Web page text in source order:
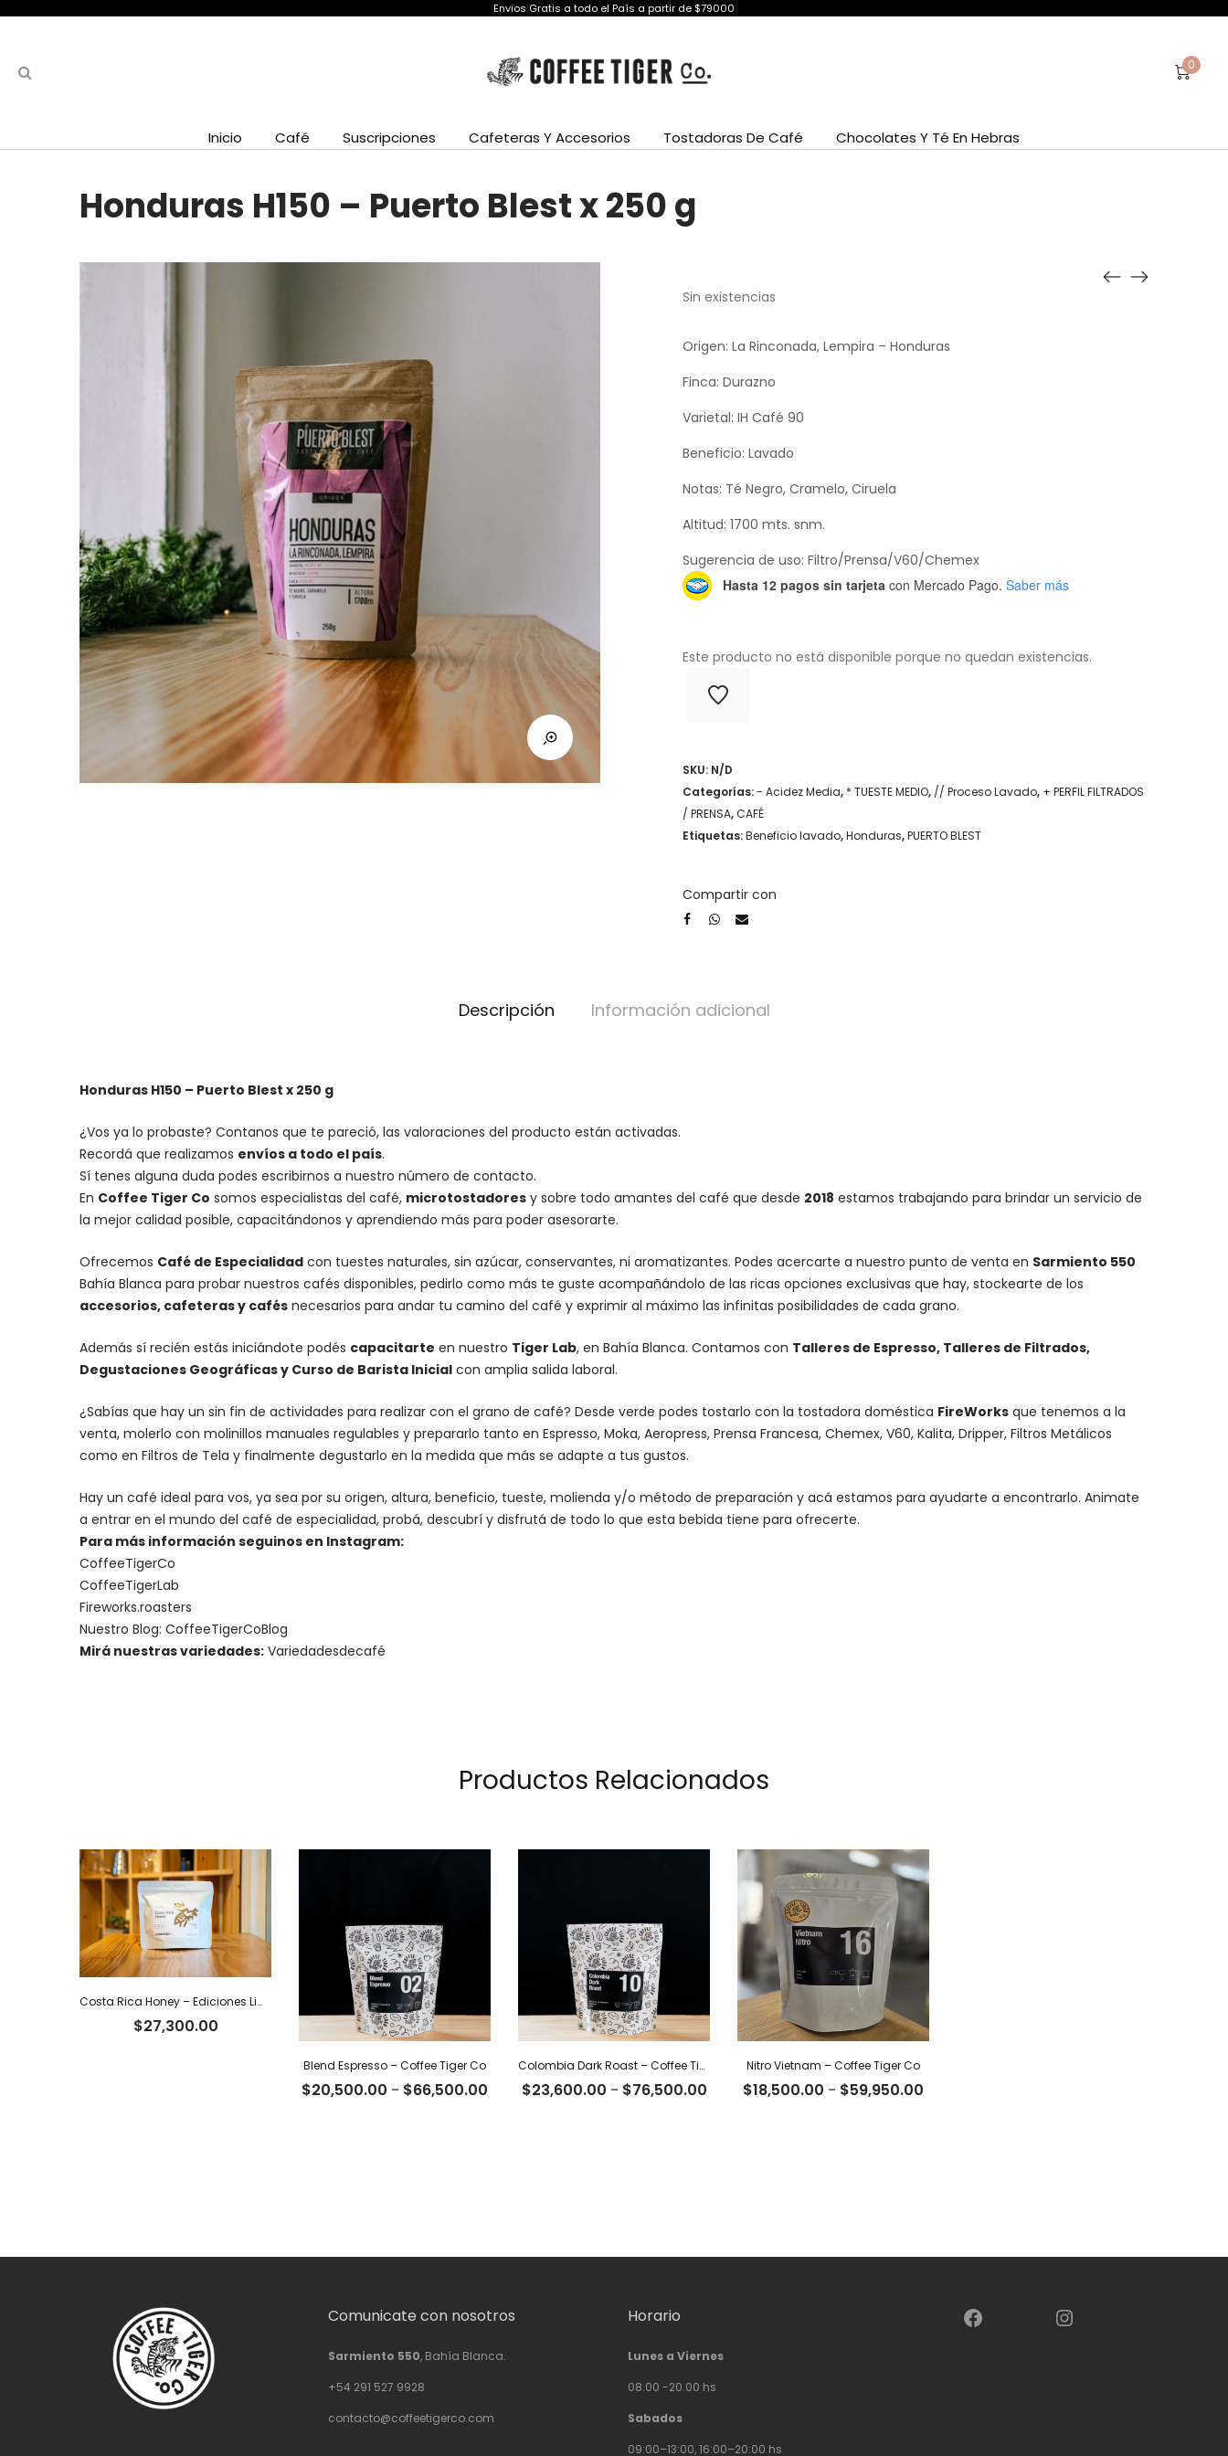
Envios Gratis a todo el País a partir de $79000
0
Inicio Café Suscripciones Cafeteras Y Accesorios Tostadoras De Café Chocolates Y Té En Hebras
Honduras H150 – Puerto Blest x 250 g
Sin existencias
Origen: La Rinconada, Lempira – Honduras
Finca: Durazno
Varietal: IH Café 90
Beneficio: Lavado
Notas: Té Negro, Cramelo, Ciruela
Altitud: 1700 mts. snm.
Sugerencia de uso: Filtro/Prensa/V60/Chemex
Hasta 12 pagos sin tarjeta con Mercado Pago. Saber más
Este producto no está disponible porque no quedan existencias.
SKU: N/D
Categorías:- Acidez Media, * TUESTE MEDIO, // Proceso Lavado, + PERFIL FILTRADOS
/ PRENSA,CAFÉ
Etiquetas:Beneficio lavado,Honduras,PUERTO BLEST
Compartir con
Descripción Información adicional
Honduras H150 – Puerto Blest x 250 g
¿Vos ya lo probaste? Contanos que te pareció, las valoraciones del producto están activadas.
Recordá que realizamos envíos a todo el país.
Sí tenes alguna duda podes escribirnos a nuestro número de contacto.
En Coffee Tiger Co somos especialistas del café, microtostadores y sobre todo amantes del café que desde 2018 estamos trabajando para brindar un servicio de
la mejor calidad posible, capacitándonos y aprendiendo más para poder asesorarte.
Ofrecemos Café de Especialidad con tuestes naturales, sin azúcar, conservantes, ni aromatizantes. Podes acercarte a nuestro punto de venta en Sarmiento 550
Bahía Blanca para probar nuestros cafés disponibles, pedirlo como más te guste acompañándolo de las ricas opciones exclusivas que hay, stockearte de los
accesorios, cafeteras y cafés necesarios para andar tu camino del café y exprimir al máximo las infinitas posibilidades de cada grano.
Además sí recién estás iniciándote podés capacitarte en nuestro Tiger Lab, en Bahía Blanca. Contamos con Talleres de Espresso, Talleres de Filtrados,
Degustaciones Geográficas y Curso de Barista Inicial con amplia salida laboral.
¿Sabías que hay un sin fin de actividades para realizar con el grano de café? Desde verde podes tostarlo con la tostadora doméstica FireWorks que tenemos a la
venta, molerlo con molinillos manuales regulables y prepararlo tanto en Espresso, Moka, Aeropress, Prensa Francesa, Chemex, V60, Kalita, Dripper, Filtros Metálicos
como en Filtros de Tela y finalmente degustarlo en la medida que más se adapte a tus gustos.
Hay un café ideal para vos, ya sea por su origen, altura, beneficio, tueste, molienda y/o método de preparación y acá estamos para ayudarte a encontrarlo. Animate
a entrar en el mundo del café de especialidad, probá, descubrí y disfrutá de todo lo que esta bebida tiene para ofrecerte.
Para más información seguinos en Instagram:
CoffeeTigerCo
CoffeeTigerLab
Fireworks.roasters
Nuestro Blog: CoffeeTigerCoBlog
Mirá nuestras variedades: Variedadesdecafé
Productos Relacionados
Costa Rica Honey – Ediciones Limitadas Tiger
$27,300.00
Blend Espresso – Coffee Tiger Co
$20,500.00 - $66,500.00 Rango
Colombia Dark Roast – Coffee Tiger Co
$23,600.00 - $76,500.00Rango
Nitro Vietnam – Coffee Tiger Co
$18,500.00 - $59,950.00
Comunicate con nosotros
Sarmiento 550, Bahía Blanca.
+54 291 527 9928
contacto@coffeetigerco.com
Horario
Lunes a Viernes
08.00 -20.00 hs
Sabados
09:00–13:00, 16:00–20:00 hs
Facebook Instagram